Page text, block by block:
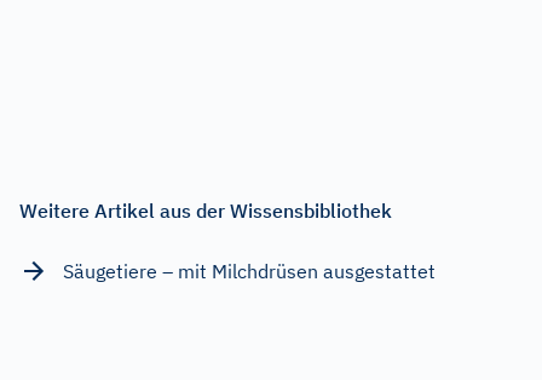
Weitere Artikel aus der Wissensbibliothek
Säugetiere – mit Milchdrüsen ausgestattet